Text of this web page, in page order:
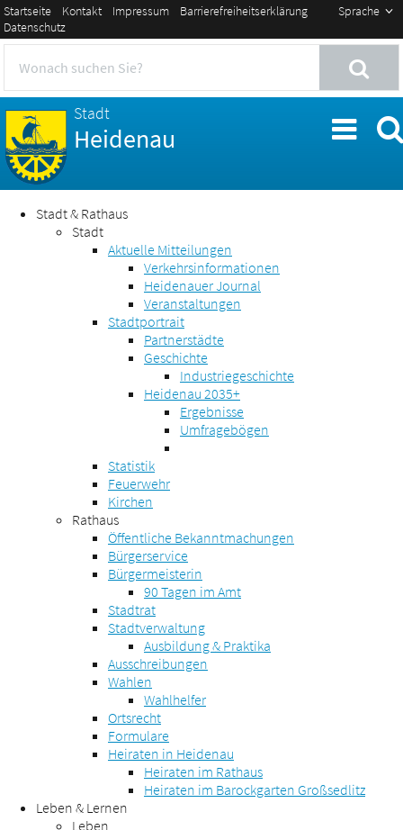
Sprache
Startseite Kontakt Impressum
Barrierefreiheitserklärung
Datenschutz
Stadt
Heidenau
Stadt & Rathaus
Stadt
Aktuelle Mitteilungen
Verkehrsinformationen
Heidenauer Journal
Veranstaltungen
Stadtportrait
Partnerstädte
Geschichte
Industriegeschichte
Heidenau 2035+
Ergebnisse
Umfragebögen
Statistik
Feuerwehr
Kirchen
Rathaus
Öffentliche Bekanntmachungen
Bürgerservice
Bürgermeisterin
90 Tagen im Amt
Stadtrat
Stadtverwaltung
Ausbildung & Praktika
Ausschreibungen
Wahlen
Wahlhelfer
Ortsrecht
Formulare
Heiraten in Heidenau
Heiraten im Rathaus
Heiraten im Barockgarten Großsedlitz
Leben & Lernen
Leben